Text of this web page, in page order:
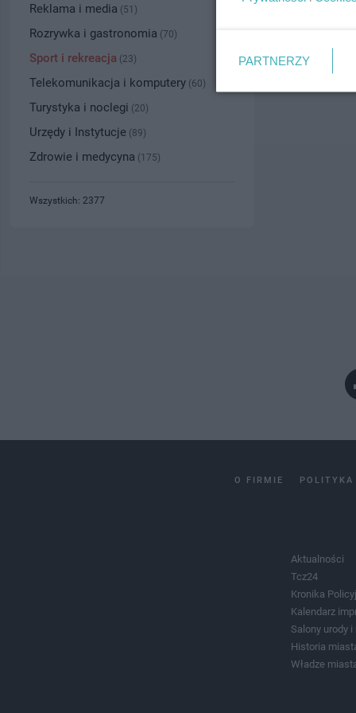
Reklama i media (51)
Rozrywka i gastronomia (70)
Sport i rekreacja (23)
Telekomunikacja i komputery (60)
Turystyka i noclegi (20)
Urzędy i Instytucje (89)
Zdrowie i medycyna (175)
Wszystkich: 2377
O FIRMIE POLITYKA
Aktualności
Tcz24
Kronika
Kalendarz
Salony urody i
Historia
Władze
PARTNERZY